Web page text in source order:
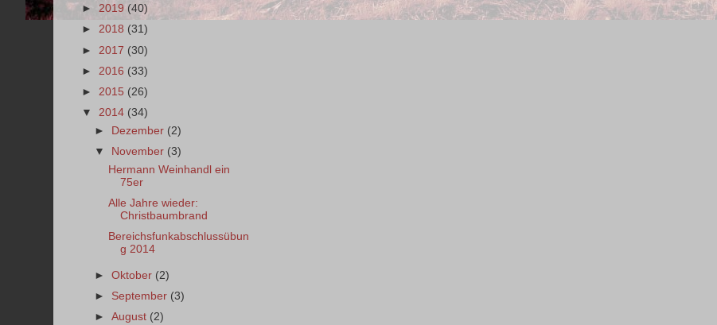
► 2019 (40)
► 2018 (31)
► 2017 (30)
► 2016 (33)
► 2015 (26)
▼ 2014 (34)
► Dezember (2)
▼
November (3)
Hermann Weinhandl ein
75er
Alle Jahre wieder:
Christbaumbrand
Bereichsfunkabschlussübun
g 2014
►Oktober (2)
► September (3)
►August (2)